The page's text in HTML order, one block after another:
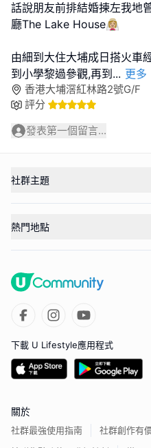
話說朋友前排結婚揀左我地
廳The Lake House👰🏼‍♀️
由細到大住大埔成日搭火車
到小學黎過參觀,再到 ... 更多
香港大埔滘紅林路2號G/F
評分
發表第一個留言...
社群主題
熱門地點
下載 U Lifestyle應用程式
關於
社群最強使用指南
社群創作有